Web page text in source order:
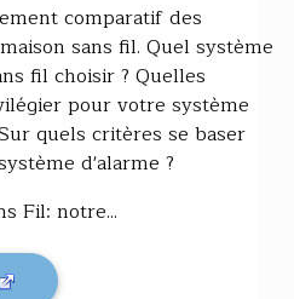
comparatif des
sans fil. Quel système
fil choisir ? Quelles
pour votre système
quels critères se baser
d'alarme ?
Fil: notre...